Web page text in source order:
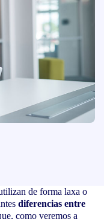
de forma laxa o
diferencias entre
como veremos a